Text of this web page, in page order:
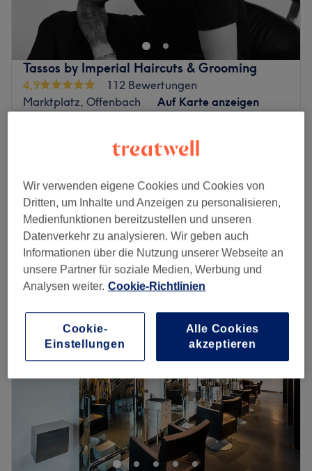
Tassos by Imperial Haircuts & Grooming
4,9
112 Bewertungen
Marktplatz, Offenbach
Auf Karte anzeigen
Dry Haircut & Beard
Beard
30 Min.
20 €
Schnellansicht Saloninfos
Montag 10:00– 19:00
Dienstag
Mittwoch
10:00–19:00
Donnerstag
10:00–19:00
Freitag
10:00–19:00
Samstag
10:00–19:00
Sonntag
Geschlossen
Willkommen bei Tassos by Imperial Haircuts & Grooming
in Offenbach, deinem top Herrenfriseur im Zentrum der
Stadt. Überzeuge dich selbst und buche deinen Termin
direkt und unkompliziert über die Treatwell-App mit
Wir verwenden eigene Cookies und Cookies von
Dritten, um Inhalte und Anzeigen zu personalisieren,
Medienfunktionen bereitzustellen und unseren
Datenverkehr zu analysieren. Wir geben auch
Informationen über die Nutzung unserer Webseite an
unsere Partner für soziale Medien, Werbung und
Analysen weiter. Cookie-Richtlinien
Cookie-
Einstellungen
Alle Cookies
akzeptieren